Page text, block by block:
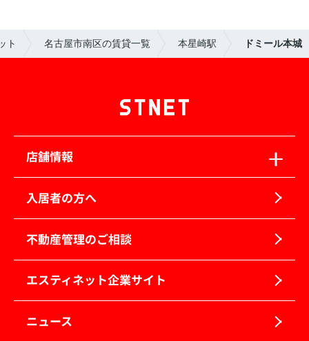
ト 名古屋市南区の賃貸一覧 本星崎駅 ドミール本城
店舗情報
入居者の方へ
不動産管理のご相談
エスティネット企業サイト
ニュース